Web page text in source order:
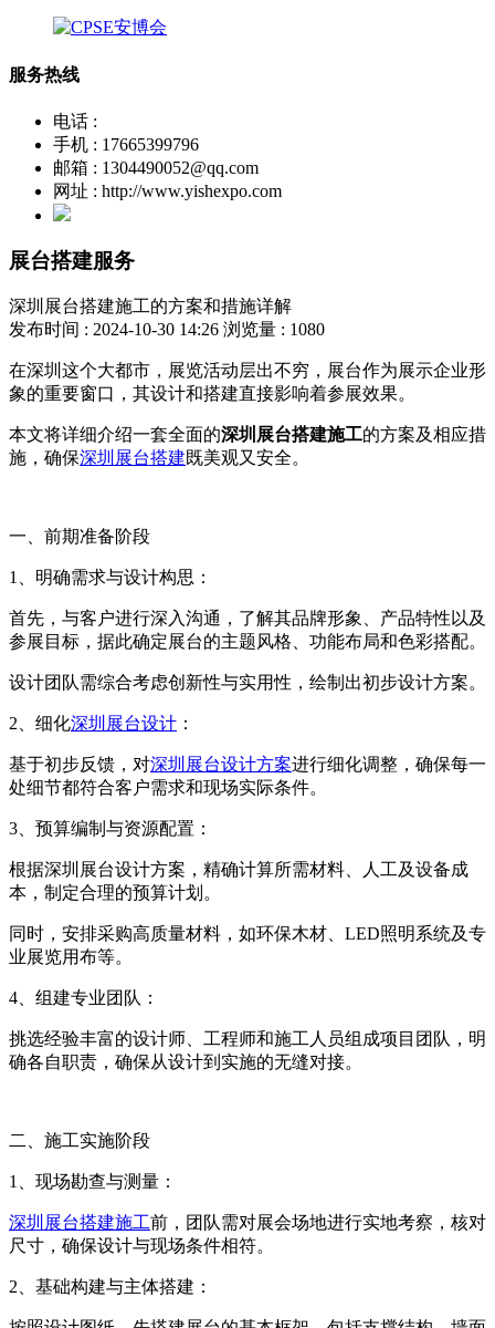
服务热线
电话 :
手机 : 17665399796
邮箱 : 1304490052@qq.com
网址 : http://www.yishexpo.com
展台搭建服务
深圳展台搭建施工的方案和措施详解
发布时间 : 2024-10-30 14:26 浏览量 : 1080
在深圳 这个大都市，展览活动层出不穷，展台作为展示企业形
象的重要窗口，其设计和搭建直接影响着参展效果。
本文将详细介绍一套全面的深圳展台搭建施工的方案及相应措
施，确保深圳展台搭建既美观又安全。
一、前期准备阶段
1、明确需求与设计构思：
首先，与客户进行深入沟通，了解其品牌形象、产品特性以及
参展目标，据此确定展台的主题风格、功能布局和色彩搭配。
设计团队需综合考虑创新性与实用性，绘制出初步设计方案。
2、 细化深圳展台设计 ：
基于初步反馈，对深圳展台设计方案进行细化调整，确保每一
处细节都符合客户需求和现场实际条件。
3、 预算编制与资源配置：
根据深圳展台设计方案，精确计算所需材料、人工及设备成
本，制定合理的预算计划。
同时，安排采购高质量材料，如环保木材、LED照明系统及专
业展览用布等。
4、 组建专业团队：
挑选经验丰富的设计师、工程师和施工人员组成项目团队，明
确各自职责，确保从设计到实施的无缝对接。
二、施工实施阶段
1、现场勘查与测量：
深圳展台搭建施工前，团队需对展会场地进行实地考察，核对
尺寸，确保设计与现场条件相符。
2、基础构建与主体搭建：